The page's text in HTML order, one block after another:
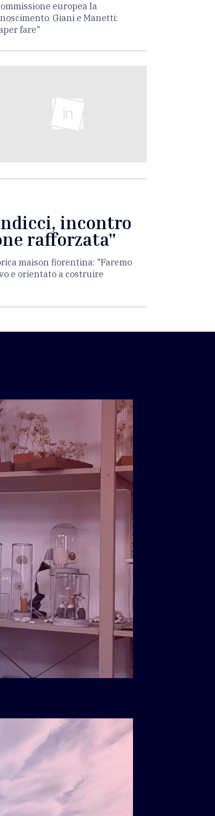
europea la
Giani e Manetti:
fare"
incontro
rafforzata"
maison fiorentina: "Faremo
e orientato a costruire